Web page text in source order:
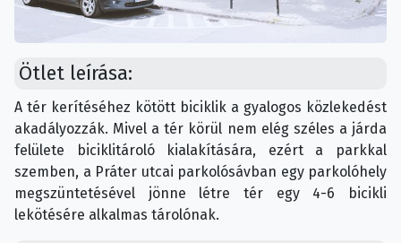
Ötlet leírása:
A tér kerítéséhez kötött biciklik a gyalogos közlekedést
akadályozzák. Mivel a tér körül nem elég széles a járda
felülete biciklitároló kialakítására, ezért a parkkal
szemben, a Práter utcai parkolósávban egy parkolóhely
megszüntetésével jönne létre tér egy 4-6 bicikli
lekötésére alkalmas tárolónak.